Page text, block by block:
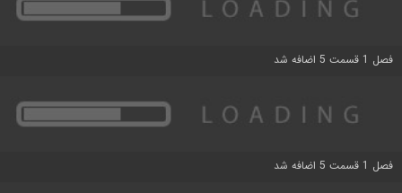
فصل 1 قسمت 5 اضافه شد
فصل 1 قسمت 5 اضافه شد